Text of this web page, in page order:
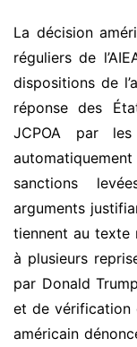
La décision
réguliers de
dispositions de
réponse des
JCPOA par
sanctions
arguments
tiennent au texte
à plusieurs
par Donald
et de vérification
américain